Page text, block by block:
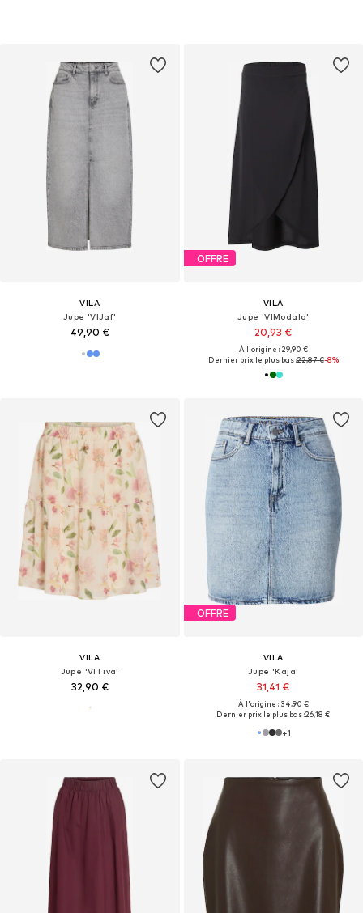
VILA
Jupe 'VIJaf'
49,90 €
OFFRE
VILA
Jupe 'VIModala'
20,93 €
À l'origine : 29,90 €
Dernier prix le plus bas :22,87 €-8%
VILA
Jupe 'VITiva'
32,90 €
OFFRE
VILA
Jupe 'Kaja'
31,41 €
À l'origine : 34,90 €
Dernier prix le plus bas :26,18 €
+1